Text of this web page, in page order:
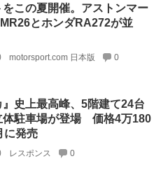
をこの夏開催。アストンマー
とホンダRA272が並
motorsport.com 日本版 0
』史上最高峰、5階建て24台
体駐車場が登場 価格4万180
に発売
レスポンス 0